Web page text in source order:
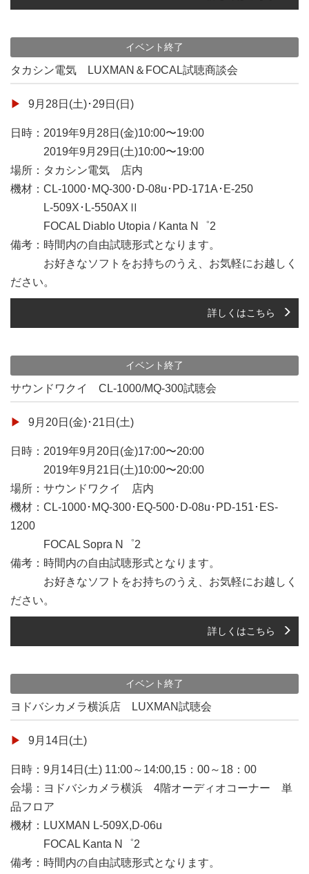
イベント終了
タカシン電気 LUXMAN＆FOCAL試聴商談会
9月28日(土)･29日(日)
日時：2019年9月28日(金)10:00〜19:00
2019年9月29日(土)10:00〜19:00
場所：タカシン電気 店内
機材：CL-1000･MQ-300･D-08u･PD-171A･E-250
L-509X･L-550AXⅡ
FOCAL Diablo Utopia / Kanta N゜2
備考：時間内の自由試聴形式となります。
お好きなソフトをお持ちのうえ、お気軽にお越しく
ださい。
詳しくはこちら
イベント終了
サウンドワクイ CL-1000/MQ-300試聴会
9月20日(金)･21日(土)
日時：2019年9月20日(金)17:00〜20:00
2019年9月21日(土)10:00〜20:00
場所：サウンドワクイ 店内
機材：CL-1000･MQ-300･EQ-500･D-08u･PD-151･ES-
1200
FOCAL Sopra N゜2
備考：時間内の自由試聴形式となります。
お好きなソフトをお持ちのうえ、お気軽にお越しく
ださい。
詳しくはこちら
イベント終了
ヨドバシカメラ横浜店 LUXMAN試聴会
9月14日(土)
日時：9月14日(土) 11:00～14:00,15：00～18：00
会場：ヨドバシカメラ横浜 4階オーディオコーナー 単
品フロア
機材：LUXMAN L-509X,D-06u
FOCAL Kanta N゜2
備考：時間内の自由試聴形式となります。